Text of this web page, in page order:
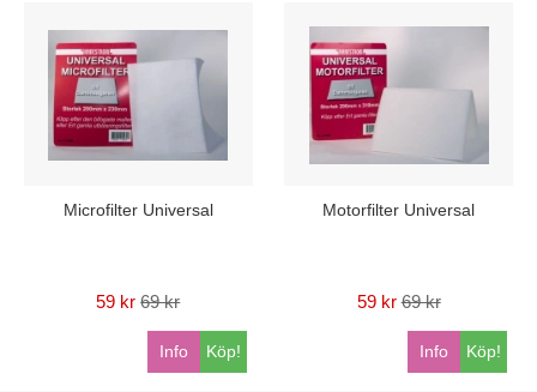
Microfilter Universal
59 kr 69 kr
Köp!
Info
Motorfilter Universal
59 kr 69 kr
Köp!
Info